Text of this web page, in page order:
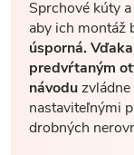
Sprchové kúty
aby ich montáž
úsporná.
predvŕtaným
návodu
nastaviteľnými
drobných